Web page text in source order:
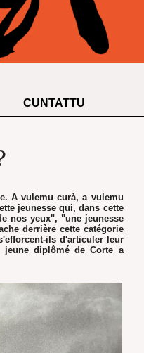
CUNTATTU
A vulemu curà, a vulemu
jeunesse qui, dans cette
nos yeux", "une jeunesse
derrière cette catégorie
ils d'articuler leur
jeune diplômé de Corte a